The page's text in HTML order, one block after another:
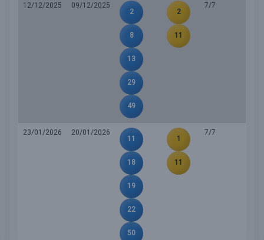
12/12/2025
09/12/2025
2
8
13
29
49
2
11
7/7
23/01/2026
20/01/2026
11
18
19
22
50
1
11
7/7